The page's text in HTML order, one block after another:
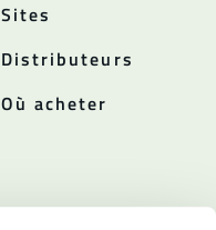
Sites
Distributeurs
Où acheter